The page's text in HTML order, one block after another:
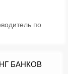
по
БАНКОВ